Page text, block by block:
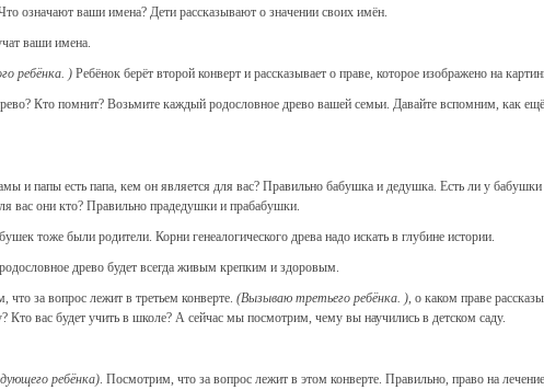
означают ваши имена? Дети рассказывают о значении своих имён.
ваши имена.
ребёнка. ) Ребёнок берёт второй конверт и рассказывает о праве, которое изображено на
Кто помнит? Возьмите каждый родословное древо вашей семьи. Давайте вспомним, как
и папы есть папа, кем он является для вас? Правильно бабушка и дедушка. Есть ли у
они кто? Правильно прадедушки и прабабушки.
тоже были родители. Корни генеалогического древа надо искать в глубине истории.
древо будет всегда живым крепким и здоровым.
за вопрос лежит в третьем конверте. (Вызываю третьего ребёнка. ), о каком праве
Кто вас будет учить в школе? А сейчас мы посмотрим, чему вы научились в детском саду.
ребёнка). Посмотрим, что за вопрос лежит в этом конверте. Правильно, право на